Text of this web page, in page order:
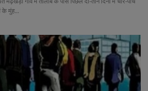
के मुंह...